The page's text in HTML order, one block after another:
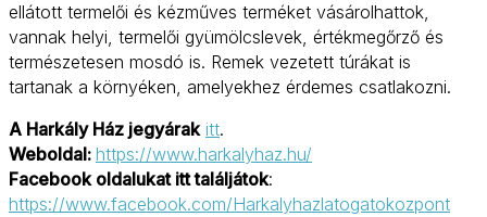
ellátott termelői és kézműves terméket vásárolhattok,
vannak helyi, termelői gyümölcslevek, értékmegőrző és
természetesen mosdó is. Remek vezetett túrákat is
tartanak a környéken, amelyekhez érdemes csatlakozni.
A Harkály Ház jegyárak itt.
Weboldal: https://www.harkalyhaz.hu/
Facebook oldalukat itt találjátok:
https://www.facebook.com/Harkalyhazlatogatokozpont